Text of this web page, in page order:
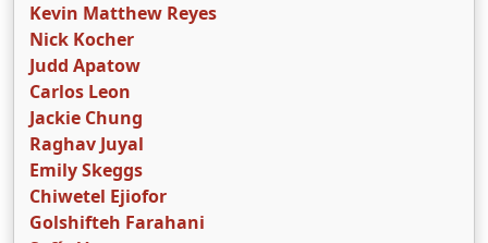
Kevin Matthew Reyes
Nick Kocher
Judd Apatow
Carlos Leon
Jackie Chung
Raghav Juyal
Emily Skeggs
Chiwetel Ejiofor
Golshifteh Farahani